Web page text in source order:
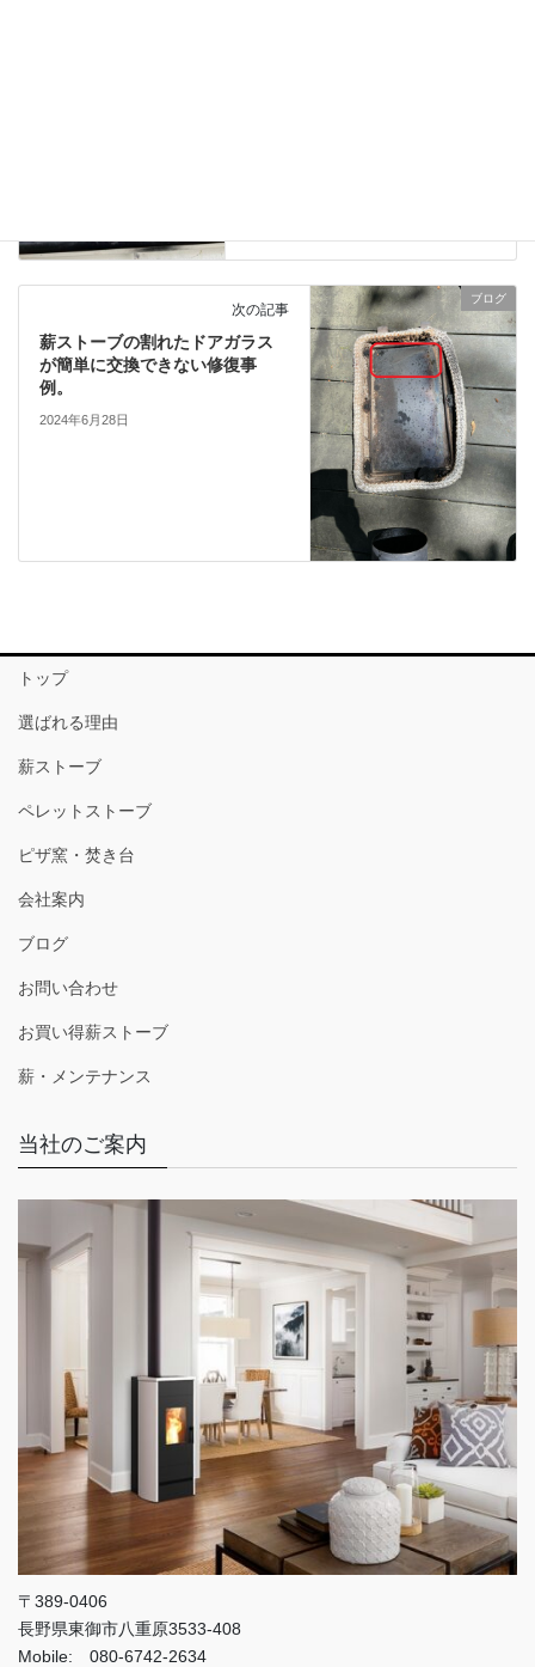
ブログ
次の記事
薪ストーブの割れたドアガラス
が簡単に交換できない修復事
例。
2024年6月28日
トップ
選ばれる理由
薪ストーブ
ペレットストーブ
ピザ窯・焚き台
会社案内
ブログ
お問い合わせ
お買い得薪ストーブ
薪・メンテナンス
当社のご案内
〒389-0406
長野県東御市八重原3533-408
Mobile: 080-6742-2634